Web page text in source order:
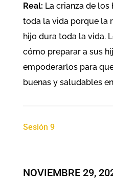
Real: La crianza de los
toda la vida porque la
hijo dura toda la vida.
cómo preparar a sus
empoderarlos para
buenas y saludables
Sesión 9
NOVIEMBRE 29,